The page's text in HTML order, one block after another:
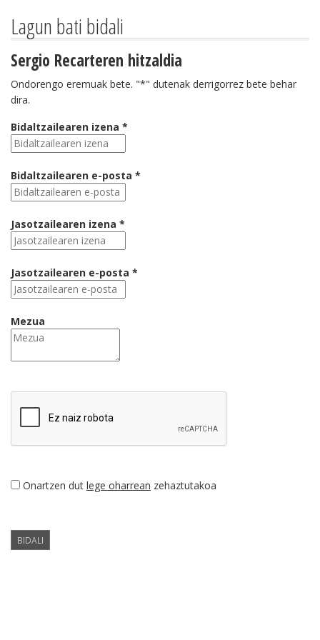
Lagun bati bidali
Sergio Recarteren hitzaldia
Ondorengo eremuak bete. "*" dutenak derrigorrez bete behar
dira.
Bidaltzailearen izena *
Bidaltzailearen e-posta *
Jasotzailearen izena *
Jasotzailearen e-posta *
Mezua
Onartzen dut lege oharrean zehaztutakoa
BIDALI